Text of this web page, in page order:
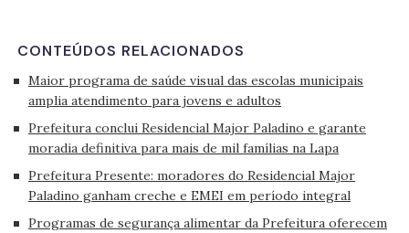
CONTEÚDOS RELACIONADOS
Maior programa de saúde visual das escolas municipais
amplia atendimento para jovens e adultos
Prefeitura conclui Residencial Major Paladino e garante
moradia definitiva para mais de mil famílias na Lapa
Prefeitura Presente: moradores do Residencial Major
Paladino ganham creche e EMEI em período integral
Programas de segurança alimentar da Prefeitura oferecem